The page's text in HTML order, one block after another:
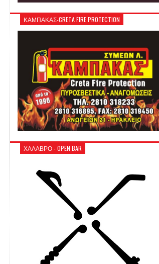
ΚΑΜΠΑΚΑΣ-CRETA FIRE PROTECTION
ΧΑΛΑΒΡΟ - OPEN BAR